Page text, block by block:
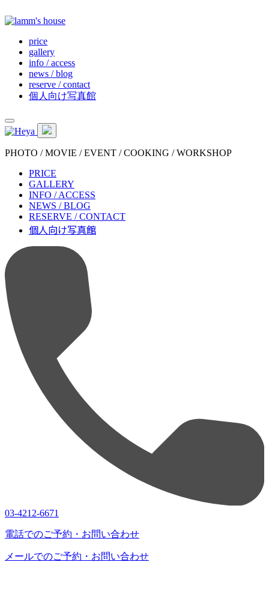
price
gallery
info / access
news / blog
reserve / contact
個人向け写真館
PHOTO / MOVIE / EVENT / COOKING / WORKSHOP
PRICE
GALLERY
INFO / ACCESS
NEWS / BLOG
RESERVE / CONTACT
個人向け写真館
03-4212-6671
電話でのご予約・お問い合わせ
メールでのご予約・お問い合わせ